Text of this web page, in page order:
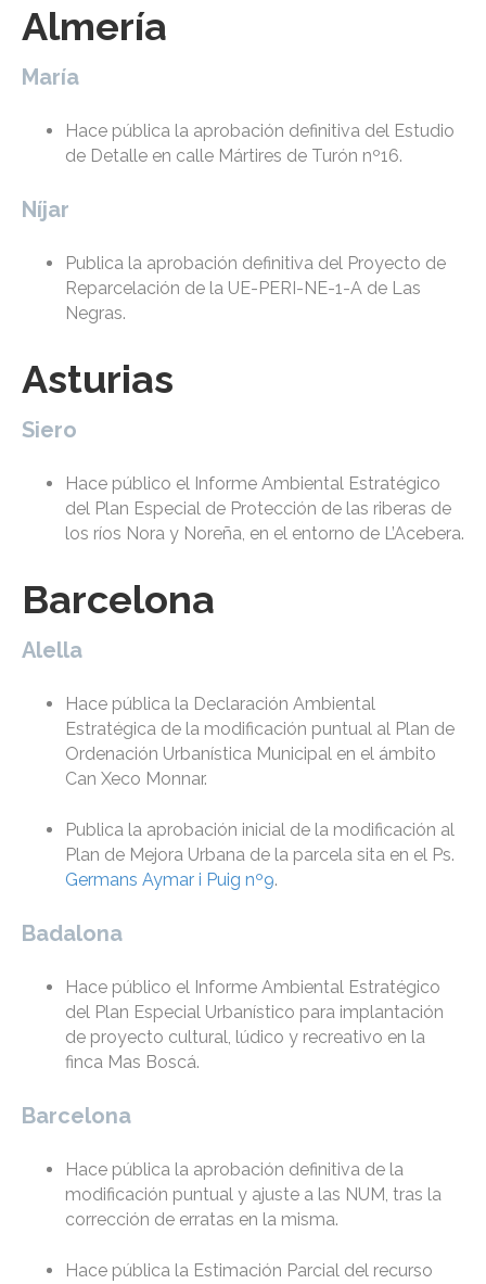
Almería
María
Hace pública la aprobación definitiva del Estudio
de Detalle en calle Mártires de Turón nº16.
Níjar
Publica la aprobación definitiva del Proyecto de
Reparcelación de la UE-PERI-NE-1-A de Las
Negras.
Asturias
Siero
Hace público el Informe Ambiental Estratégico
del Plan Especial de Protección de las riberas de
los ríos Nora y Noreña, en el entorno de L’Acebera.
Barcelona
Alella
Hace pública la Declaración Ambiental
Estratégica de la modificación puntual al Plan de
Ordenación Urbanística Municipal en el ámbito
Can Xeco Monnar.
Publica la aprobación inicial de la modificación al
Plan de Mejora Urbana de la parcela sita en el Ps.
Germans Aymar i Puig nº9.
Badalona
Hace público el Informe Ambiental Estratégico
del Plan Especial Urbanístico para implantación
de proyecto cultural, lúdico y recreativo en la
finca Mas Boscá.
Barcelona
Hace pública la aprobación definitiva de la
modificación puntual y ajuste a las NUM, tras la
corrección de erratas en la misma.
Hace pública la Estimación Parcial del recurso